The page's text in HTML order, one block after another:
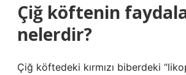
Çiğ köftenin
nelerdir?
Çiğ köftedeki kırmızı biberdeki